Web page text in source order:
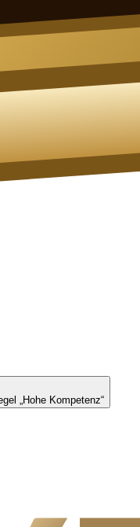
„Hohe Kompetenz“